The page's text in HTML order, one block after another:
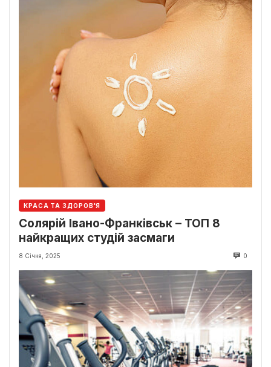
КРАСА ТА ЗДОРОВ'Я
Солярій Івано-Франківськ – ТОП 8
найкращих студій засмаги
8 Січня, 2025 0